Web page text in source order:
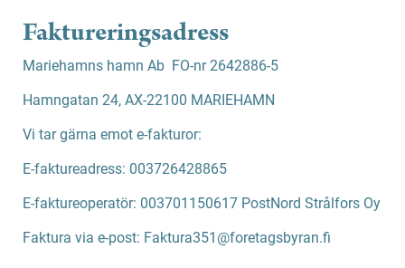
Faktureringsadress
Mariehamns hamn Ab FO-nr 2642886-5
Hamngatan 24, AX-22100 MARIEHAMN
Vi tar gärna emot e-fakturor:
E-faktureadress: 003726428865
E-faktureoperatör: 003701150617 PostNord Strålfors Oy
Faktura via e-post: Faktura351@foretagsbyran.fi